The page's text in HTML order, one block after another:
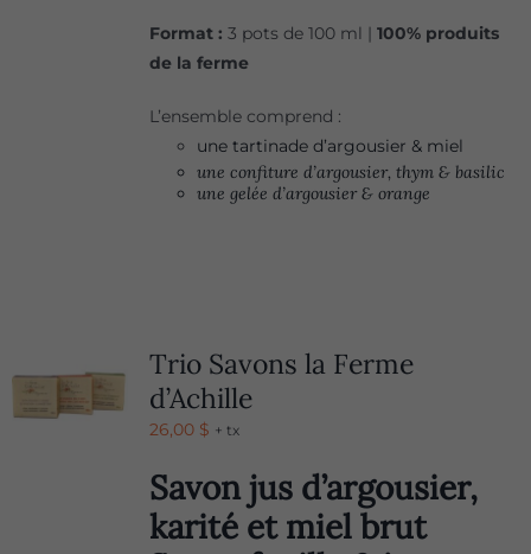
Format : 3 pots de 100 ml | 100% produits
de la ferme
L’ensemble comprend :
une tartinade d’argousier & miel
une confiture d’argousier, thym & basilic
une gelée d’argousier & orange
Trio Savons la Ferme
d’Achille
26,00 $ + tx
Savon jus d’argousier,
karité et miel brut